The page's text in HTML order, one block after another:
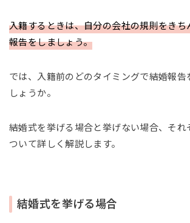
入籍するときは、自分の会社の規則をきち
報告をしましょう。
では、入籍前のどのタイミングで結婚報告
しょうか。
結婚式を挙げる場合と挙げない場合、それ
ついて詳しく解説します。
結婚式を挙げる場合